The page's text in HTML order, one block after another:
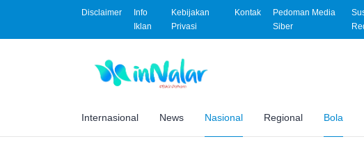
Disclaimer
Info
Iklan
Kebijakan
Privasi
Kontak
Pedoman Media
Siber
Internasional News Nasional Regional Bola